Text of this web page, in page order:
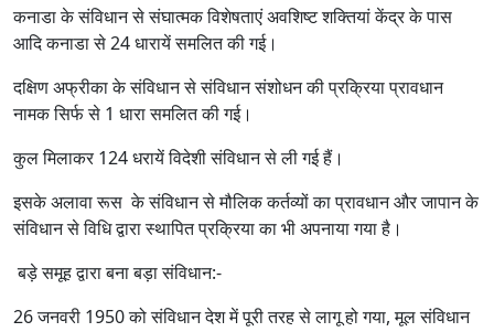
कनाडा के संविधान से संघात्‍मक विशेषताएं अवशिष्‍ट शक्तियां केंद्र के पास
आदि कनाडा से 24 धारायें समलित की गई।
दक्षिण अफ्रीका के संविधान से संविधान संशोधन की प्रक्रिया प्रावधान
नामक सिर्फ से 1 धारा समलित की गई।
कुल मिलाकर 124 धरायें विदेशी संविधान से ली गई हैं।
इसके अलावा रूस के संविधान से मौलिक कर्तव्यों का प्रावधान और जापान के
संविधान से विधि द्वारा स्थापित प्रक्रिया का भी अपनाया गया है।
बड़े समूह द्वारा बना बड़ा संविधान:-
26 जनवरी 1950 को संविधान देश में पूरी तरह से लागू हो गया, मूल संविधान